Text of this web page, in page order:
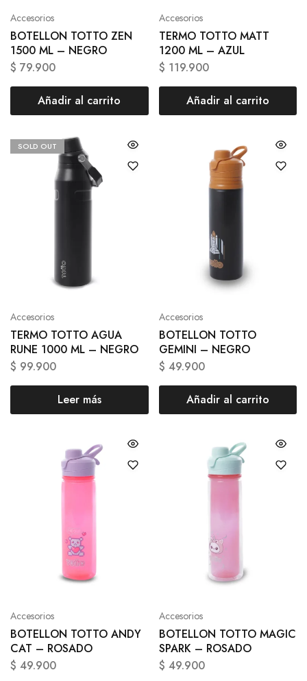
Accesorios
BOTELLON TOTTO ZEN
1500 ML – NEGRO
$ 79.900
Añadir al carrito
Accesorios
TERMO TOTTO MATT
1200 ML – AZUL
$ 119.900
Añadir al carrito
SOLD OUT
Accesorios
TERMO TOTTO AGUA
RUNE 1000 ML – NEGRO
$ 99.900
Leer más
Accesorios
BOTELLON TOTTO
GEMINI – NEGRO
$ 49.900
Añadir al carrito
Accesorios
BOTELLON TOTTO ANDY
CAT – ROSADO
$ 49.900
Accesorios
BOTELLON TOTTO MAGIC
SPARK – ROSADO
$ 49.900